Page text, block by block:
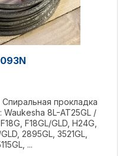
прокладка
Waukesha 8L-AT25GL /
F18GL/GLD, H24G,
2895GL, 3521GL,
...